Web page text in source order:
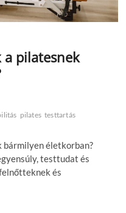
pilatesnek
pilates testtartás
bármilyen életkorban?
testtudat és
és